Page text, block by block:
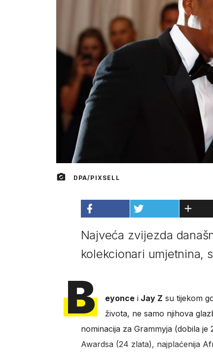
DPA/PIXSELL
Najveća zvijezda
kolekcionari umjetnina,
B eyonceiJay Z su tijekom
života, ne samo njihova
nominacija za Grammyja (dobila
Awardsa (24 zlata), najplaćenija